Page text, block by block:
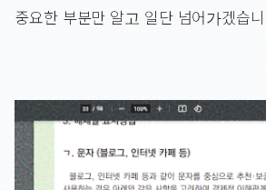
중요한 부분만 알고 일단 넘어가겠습